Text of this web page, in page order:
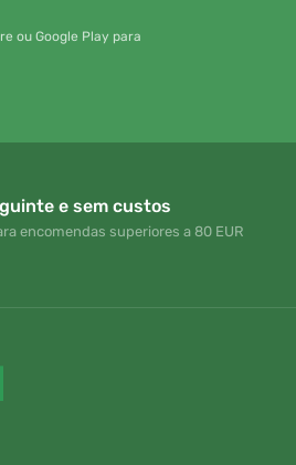
ou Google Play para
e sem custos
encomendas superiores a 80 EUR